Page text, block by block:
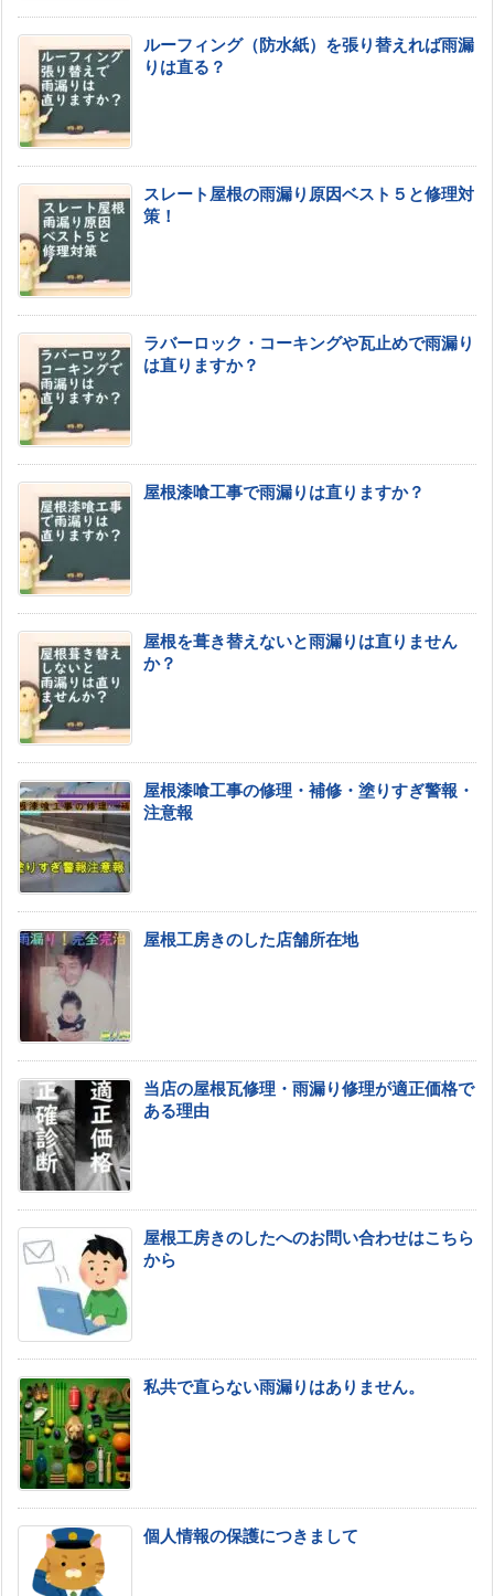
ルーフィング（防水紙）を張り替えれば雨漏
りは直る？
スレート屋根の雨漏り原因ベスト５と修理対
策！
ラバーロック・コーキングや瓦止めで雨漏り
は直りますか？
屋根漆喰工事で雨漏りは直りますか？
屋根を葺き替えないと雨漏りは直りません
か？
屋根漆喰工事の修理・補修・塗りすぎ警報・
注意報
屋根工房きのした店舗所在地
当店の屋根瓦修理・雨漏り修理が適正価格で
ある理由
屋根工房きのしたへのお問い合わせはこちら
から
私共で直らない雨漏りはありません。
個人情報の保護につきまして